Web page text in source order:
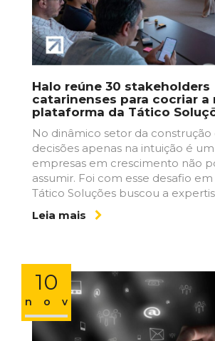
Halo reúne 30 stakeholders
catarinenses para cocriar a
plataforma da Tático
No dinâmico setor da construção
decisões apenas na intuição é
empresas em crescimento não
assumir. Foi com esse desafio
Tático Soluções buscou a
Leia mais
10
nov